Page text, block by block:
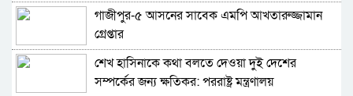
বহিরাগতদের নিয়ে র‍্যালি করার অভিযোগকে কেন্দ্র
করে বরিশাল বিশ্ববিদ্যালয়ে ছাত্রদল-শিবির সংঘর্ষ,
আহত ১০
বেগম রোকেয়া বিশ্ববিদ্যালয়ে ছাত্রদল-শিবির সংঘর্ষ,
আহত অন্তত ২০
গাজীপুর-৫ আসনের সাবেক এমপি আখতারুজ্জামান
গ্রেপ্তার
শেখ হাসিনাকে কথা বলতে দেওয়া দুই দেশের
সম্পর্কের জন্য ক্ষতিকর: পররাষ্ট্র মন্ত্রণালয়